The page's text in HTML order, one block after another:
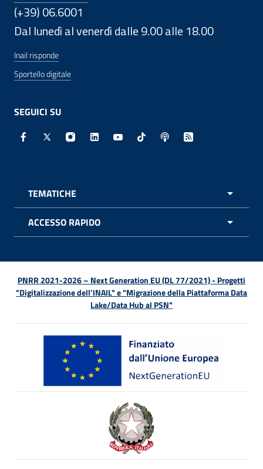
(+39) 06.6001
Dal lunedì al venerdì dalle 9.00 alle 18.00
Inail risponde
Sportello digitale
SEGUICI SU
Facebook - Sito esterno - Apertura in nuova finestra
X - Sito esterno - Apertura in nuova finestra
Instagram - Sito esterno - Apertura in
Linkedin - Sito esterno - Apertura in
Youtube - Sito esterno -
TikTok - Sito esterno -
Spreaker - Sito
Feed RSS -
TEMATICHE
ACCESSO RAPIDO
PNRR 2021-2026 – Next Generation EU (DL 77/2021) - Progetti
"Digitalizzazione dell’INAIL" e "Migrazione della Piattaforma Data
Lake/Data Hub al PSN"